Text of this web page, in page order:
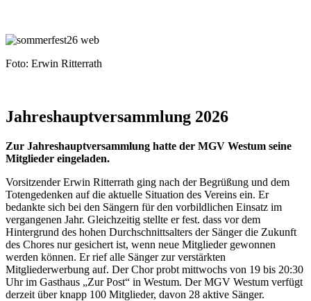
Foto: Erwin Ritterrath
Jahreshauptversammlung 2026
Zur Jahreshauptversammlung hatte der MGV Westum seine
Mitglieder eingeladen.
Vorsitzender Erwin Ritterrath ging nach der Begrüßung und dem
Totengedenken auf die aktuelle Situation des Vereins ein. Er
bedankte sich bei den Sängern für den vorbildlichen Einsatz im
vergangenen Jahr. Gleichzeitig stellte er fest. dass vor dem
Hintergrund des hohen Durchschnittsalters der Sänger die Zukunft
des Chores nur gesichert ist, wenn neue Mitglieder gewonnen
werden können. Er rief alle Sänger zur verstärkten
Mitgliederwerbung auf. Der Chor probt mittwochs von 19 bis 20:30
Uhr im Gasthaus „Zur Post“ in Westum. Der MGV Westum verfügt
derzeit über knapp 100 Mitglieder, davon 28 aktive Sänger.